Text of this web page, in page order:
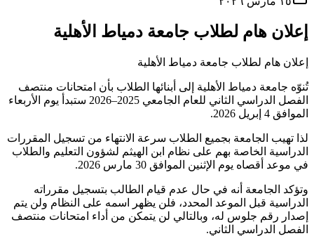
إعلان هام لطلاب جامعة دمياط الأهلية
إعلان هام لطلاب جامعة دمياط الأهلية
تُنوّه جامعة دمياط الأهلية إلى أبنائها الطلاب بأن امتحانات منتصف
الفصل الدراسي الثاني للعام الجامعي 2025–2026 ستبدأ يوم الأربعاء
الموافق 4 إبريل 2026.
لذا تهيب الجامعة بجميع الطلاب سرعة الانتهاء من تسجيل المقررات
الدراسية الخاصة بهم على نظام ابن الهيثم لشؤون التعليم والطلاب
في موعد أقصاه يوم الإثنين الموافق 30 مارس 2026.
وتؤكد الجامعة أنه في حال عدم قيام الطالب بتسجيل مقرراته
الدراسية قبل الموعد المحدد، فلن يظهر اسمه على النظام ولن يتم
إصدار رقم جلوس له، وبالتالي لن يتمكن من أداء امتحانات منتصف
الفصل الدراسي الثاني.